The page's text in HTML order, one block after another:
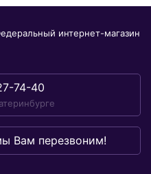
интернет-магазин
74-40
Вам перезвоним!